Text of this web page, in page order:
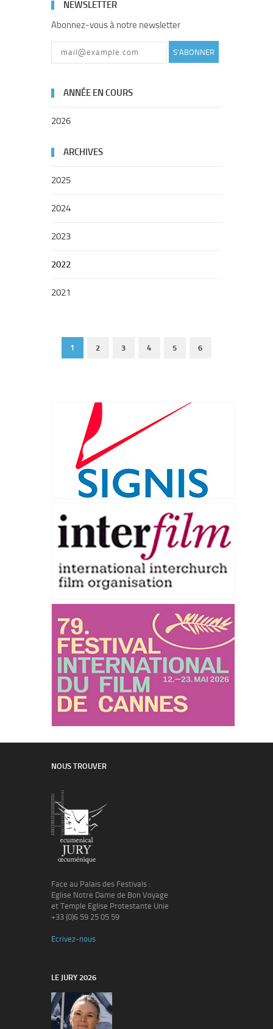
NEWSLETTER
Abonnez-vous à notre newsletter
S'ABONNER
ANNÉE EN COURS
2026
ARCHIVES
2025
2024
2023
2022
2021
1 2 3 4 5 6
NOUS TROUVER
Face au Palais des Festivals :
Eglise Notre Dame de Bon Voyage
et Temple Eglise Protestante Unie
+33 (0)6 59 25 05 59
Ecrivez-nous
LE JURY 2026